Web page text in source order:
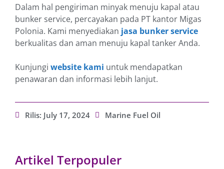
Dalam hal pengiriman minyak menuju kapal atau
bunker service, percayakan pada PT kantor Migas
Polonia. Kami menyediakan jasa bunker service
berkualitas dan aman menuju kapal tanker Anda.
Kunjungi website kami untuk mendapatkan
penawaran dan informasi lebih lanjut.
Rilis: July 17, 2024 Marine Fuel Oil
Artikel Terpopuler